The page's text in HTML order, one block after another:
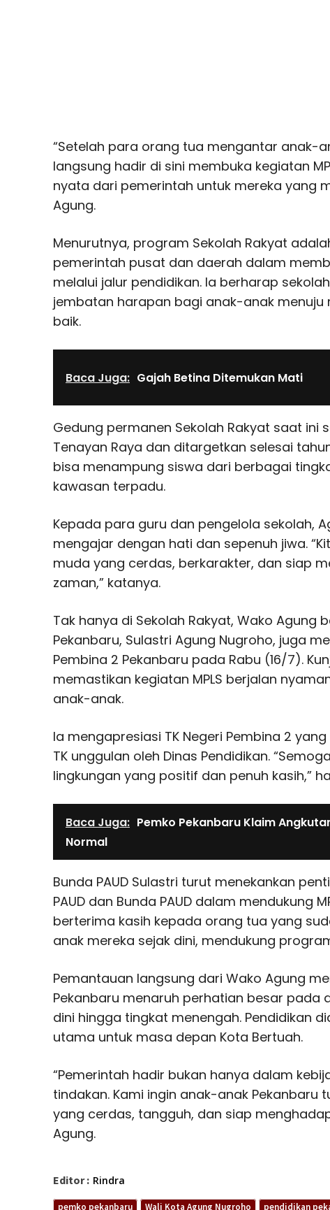
“Setelah para orang tua mengantar anak-
langsung hadir di sini membuka kegiatan
nyata dari pemerintah untuk mereka yang
Agung.
Menurutnya, program Sekolah Rakyat
pemerintah pusat dan daerah dalam
melalui jalur pendidikan. Ia berharap
jembatan harapan bagi anak-anak menuju
baik.
Baca Juga: Gajah Betina Ditemukan Mati
Gedung permanen Sekolah Rakyat saat ini
Tenayan Raya dan ditargetkan selesai
bisa menampung siswa dari berbagai
kawasan terpadu.
Kepada para guru dan pengelola sekolah,
mengajar dengan hati dan sepenuh jiwa.
muda yang cerdas, berkarakter, dan siap
zaman,” katanya.
Tak hanya di Sekolah Rakyat, Wako Agung
Pekanbaru, Sulastri Agung Nugroho, juga
Pembina 2 Pekanbaru pada Rabu (16/7).
memastikan kegiatan MPLS berjalan
anak-anak.
Ia mengapresiasi TK Negeri Pembina 2
TK unggulan oleh Dinas Pendidikan.
lingkungan yang positif dan penuh kasih,”
Baca Juga: Pemko Pekanbaru Klaim
Normal
Bunda PAUD Sulastri turut menekankan
PAUD dan Bunda PAUD dalam mendukung
berterima kasih kepada orang tua yang
anak mereka sejak dini, mendukung
Pemantauan langsung dari Wako Agung
Pekanbaru menaruh perhatian besar pada
dini hingga tingkat menengah. Pendidikan
utama untuk masa depan Kota Bertuah.
“Pemerintah hadir bukan hanya dalam
tindakan. Kami ingin anak-anak Pekanbaru
yang cerdas, tangguh, dan siap
Agung.
Editor : Rindra
pemko pekanbaru Wali Kota Agung Nugroho pendidikan